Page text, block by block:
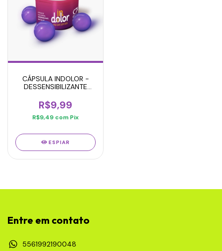
CÁPSULA INDOLOR -
DESSENSIBILIZANTE
R$9,99
R$9,49 com Pix
ESPIAR
Entre em contato
5561992190048